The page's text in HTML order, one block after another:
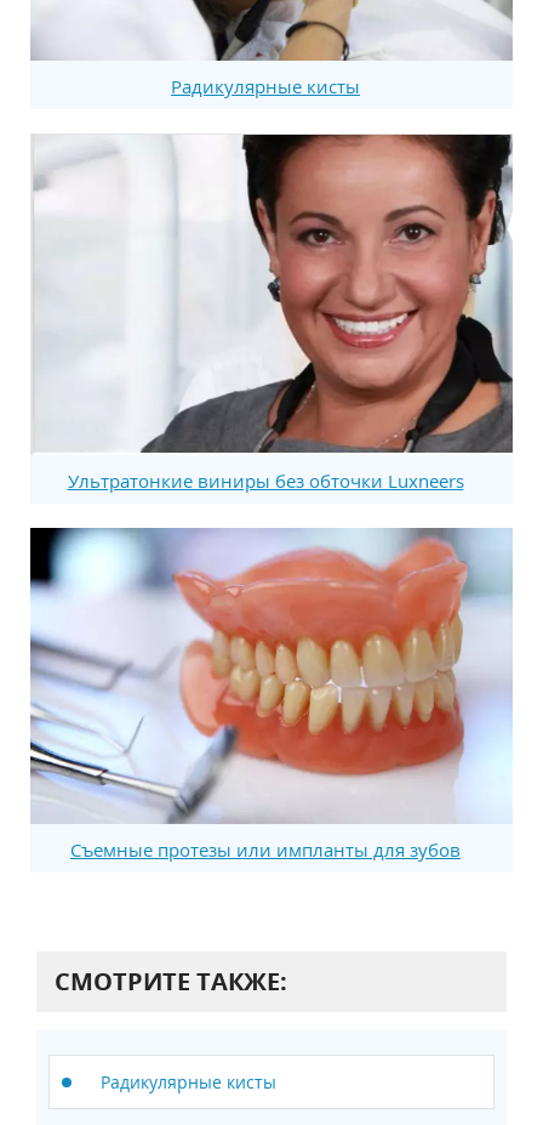
Радикулярные кисты
Ультратонкие виниры без обточки Luxneers
Съемные протезы или импланты для зубов
СМОТРИТЕ ТАКЖЕ:
Радикулярные кисты